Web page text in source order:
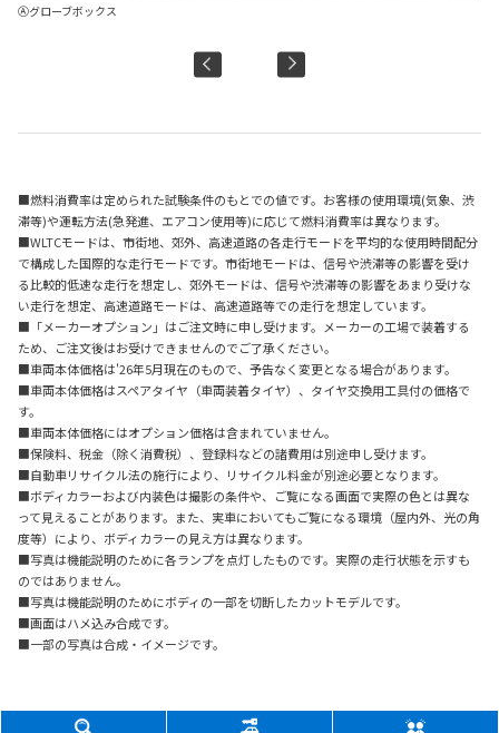
Ⓐグローブボックス
■燃料消費率は定められた試験条件のもとでの値です。お客様の使用環境(気象、渋
滞等)や運転方法(急発進、エアコン使用等)に応じて燃料消費率は異なります。
■WLTCモードは、市街地、郊外、高速道路の各走行モードを平均的な使用時間配分
で構成した国際的な走行モードです。市街地モードは、信号や渋滞等の影響を受け
る比較的低速な走行を想定し、郊外モードは、信号や渋滞等の影響をあまり受けな
い走行を想定、高速道路モードは、高速道路等での走行を想定しています。
■「メーカーオプション」はご注文時に申し受けます。メーカーの工場で装着する
ため、ご注文後はお受けできませんのでご了承ください。
■車両本体価格は'26年5月現在のもので、予告なく変更となる場合があります。
■車両本体価格はスペアタイヤ（車両装着タイヤ）、タイヤ交換用工具付の価格で
す。
■車両本体価格にはオプション価格は含まれていません。
■保険料、税金（除く消費税）、登録料などの諸費用は別途申し受けます。
■自動車リサイクル法の施行により、リサイクル料金が別途必要となります。
■ボディカラーおよび内装色は撮影の条件や、ご覧になる画面で実際の色とは異な
って見えることがあります。また、実車においてもご覧になる環境（屋内外、光の角
度等）により、ボディカラーの見え方は異なります。
■写真は機能説明のために各ランプを点灯したものです。実際の走行状態を示すも
のではありません。
■写真は機能説明のためにボディの一部を切断したカットモデルです。
■画面はハメ込み合成です。
■一部の写真は合成・イメージです。